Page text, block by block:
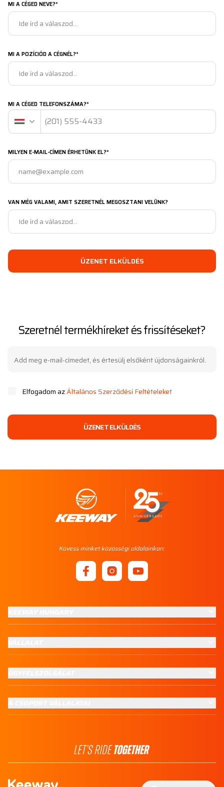
MI A CÉGED NEVE?*
MI A POZÍCIÓD A CÉGNÉL?*
MI A CÉGED TELEFONSZÁMA?*
MILYEN E-MAIL-CÍMEN ÉRHETÜNK EL?*
VAN MÉG VALAMI, AMIT SZERETNÉL MEGOSZTANI VELÜNK?
ÜZENET ELKÜLDÉS
Szeretnél termékhíreket és frissítéseket?
Elfogadom azÁltalános Szerződési Feltételeket
ÜZENET ELKÜLDÉS
Kövess minket közösségi oldalainkon: